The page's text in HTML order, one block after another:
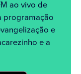
ao vivo de
programação
e
e a